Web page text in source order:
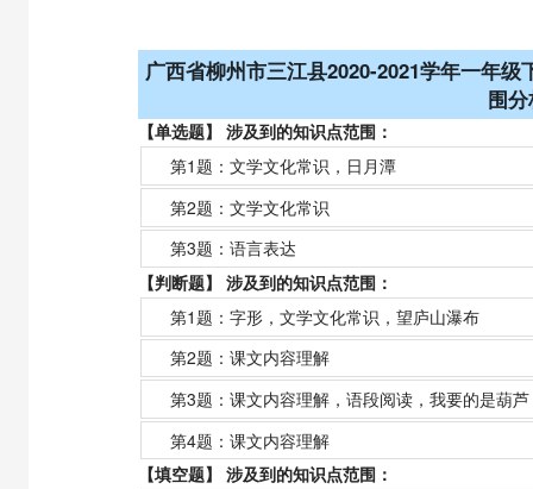
广西省柳州市三江县2020-2021学年一年
围
【单选题】 涉及到的知识点范围：
第1题：文学文化常识，日月潭
第2题：文学文化常识
第3题：语言表达
【判断题】 涉及到的知识点范围：
第1题：字形，文学文化常识，望庐山瀑布
第2题：课文内容理解
第3题：课文内容理解，语段阅读，我要的是葫芦
第4题：课文内容理解
【填空题】 涉及到的知识点范围：